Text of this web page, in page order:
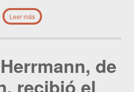
Leer más
de
recibió el